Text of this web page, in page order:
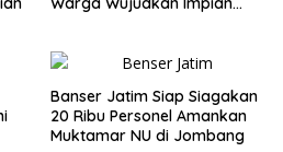
Banser Jatim Siap Siagakan
20 Ribu Personel Amankan
Muktamar NU di Jombang